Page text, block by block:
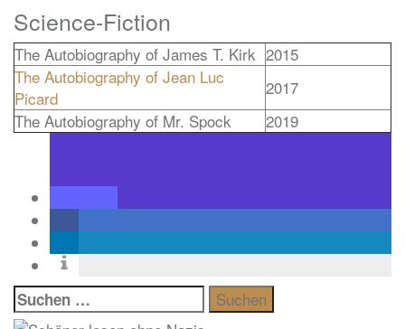
Science-Fiction
The Autobiography of James T. Kirk 2015
The Autobiography of Jean Luc
Picard
2017
The Autobiography of Mr. Spock
2019
Suchen
nach: